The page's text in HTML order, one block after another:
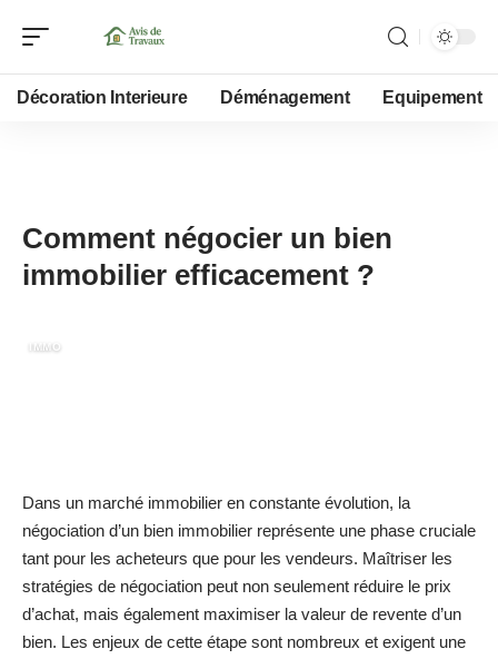
Décoration Interieure Déménagement Equipement
Comment négocier un bien
immobilier efficacement ?
IMMO
Dans un marché immobilier en constante évolution, la
négociation d’un bien immobilier représente une phase cruciale
tant pour les acheteurs que pour les vendeurs. Maîtriser les
stratégies de négociation peut non seulement réduire le prix
d’achat, mais également maximiser la valeur de revente d’un
bien. Les enjeux de cette étape sont nombreux et exigent une